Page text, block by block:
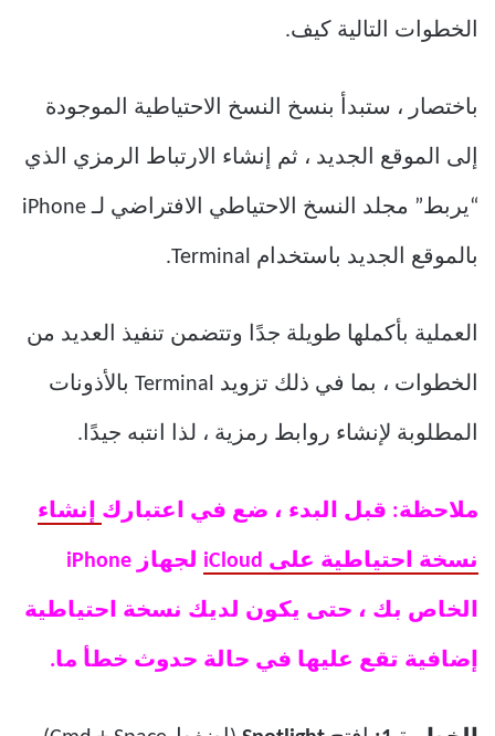
الخطوات التالية كيف.
باختصار ، ستبدأ بنسخ النسخ الاحتياطية الموجودة
إلى الموقع الجديد ، ثم إنشاء الارتباط الرمزي الذي
“يربط” مجلد النسخ الاحتياطي الافتراضي لـ iPhone
بالموقع الجديد باستخدام Terminal.
العملية بأكملها طويلة جدًا وتتضمن تنفيذ العديد من
الخطوات ، بما في ذلك تزويد Terminal بالأذونات
المطلوبة لإنشاء روابط رمزية ، لذا انتبه جيدًا.
ملاحظة: قبل البدء ، ضع في اعتبارك إنشاء
نسخة احتياطية على iCloud لجهاز iPhone
الخاص بك ، حتى يكون لديك نسخة احتياطية
إضافية تقع عليها في حالة حدوث خطأ ما.